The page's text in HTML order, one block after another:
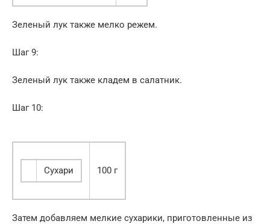
Зеленый лук также мелко режем.
Шаг 9:
Зеленый лук также кладем в салатник.
Шаг 10:
Сухари 100 г
Затем добавляем мелкие сухарики, приготовленные из